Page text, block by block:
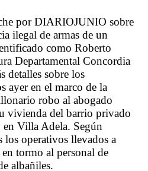
por DIARIOJUNIO sobre
ilegal de armas de un
como Roberto
Departamental Concordia
detalles sobre los
ayer en el marco de la
robo al abogado
vivienda del barrio privado
Villa Adela. Según
operativos llevados a
tormo al personal de
albañiles.